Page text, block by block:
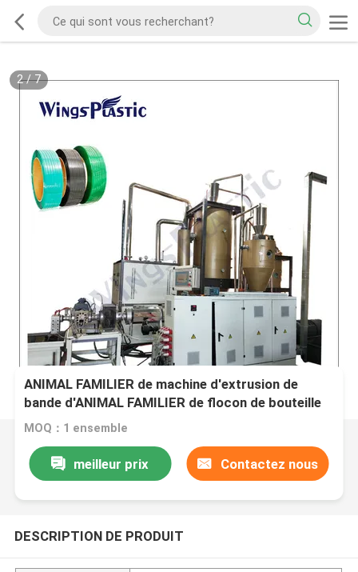
2/7
ANIMAL FAMILIER de machine d'extrusion de
bande d'ANIMAL FAMILIER de flocon de bouteille
attachant la ligne 6-20mm d'extrusion de bande
MOQ：1 ensemble
meilleur prix Contactez nous
DESCRIPTION DE PRODUIT